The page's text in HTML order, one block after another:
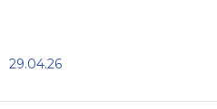
29.04.26